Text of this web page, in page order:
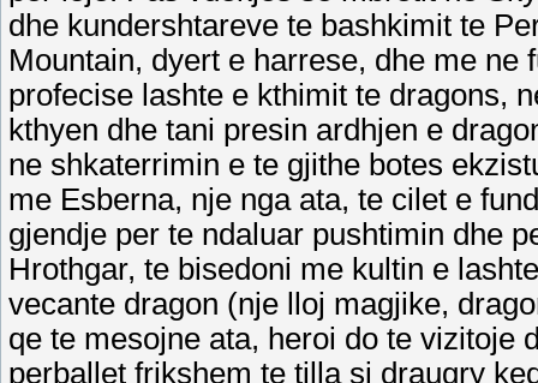
dhe kundershtareve te bashkimit te
Mountain, dyert e harrese, dhe me
profecise lashte e kthimit te dragons,
kthyen dhe tani presin ardhjen e
ne shkaterrimin e te gjithe botes
me Esberna, nje nga ata, te cilet e
gjendje per te ndaluar pushtimin dhe
Hrothgar, te bisedoni me kultin e
vecante dragon (nje lloj magjike,
qe te mesojne ata, heroi do te vizitoje
perballet frikshem te tilla si draugry